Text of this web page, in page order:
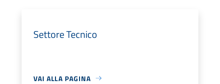
Settore Tecnico
VAI ALLA PAGINA